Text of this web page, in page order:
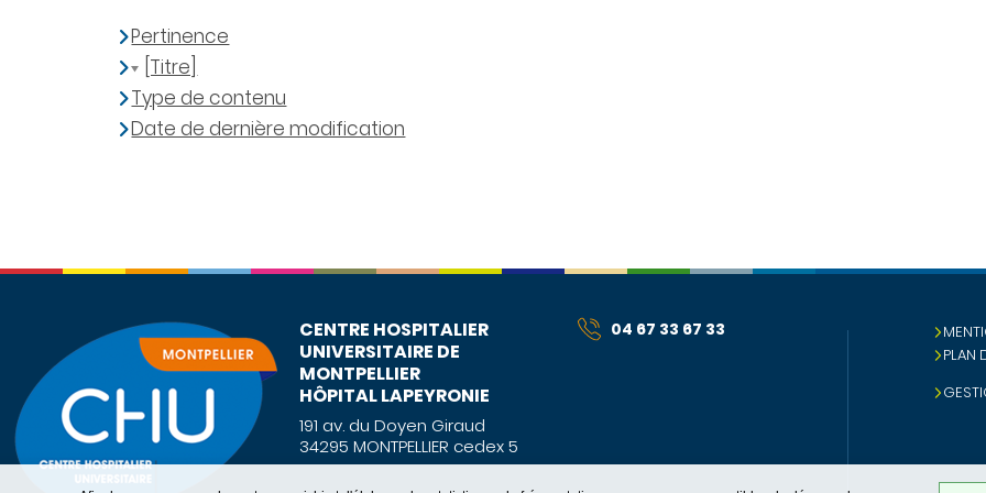
Pertinence
[Titre]
Type de contenu
Date de dernière modification
CENTRE HOSPITALIER
UNIVERSITAIRE DE
MONTPELLIER
HÔPITAL LAPEYRONIE
191 av. du Doyen Giraud
34295 MONTPELLIER cedex 5
04 67 33 67 33
PLAN